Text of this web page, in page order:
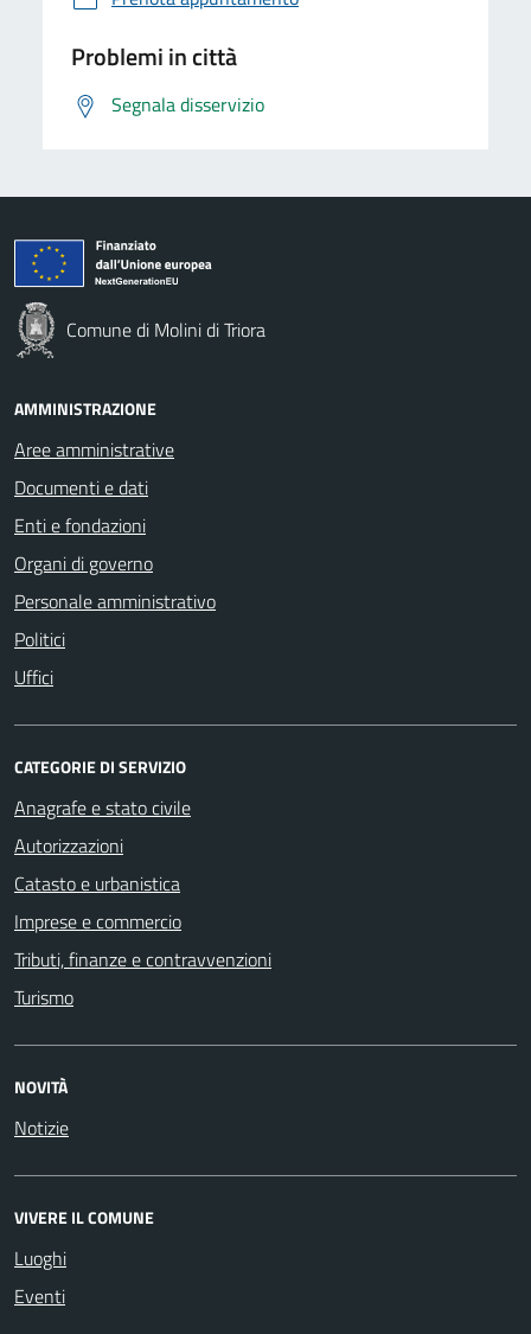
Problemi in città
Segnala disservizio
Comune di Molini di Triora
AMMINISTRAZIONE
Aree amministrative
Documenti e dati
Enti e fondazioni
Organi di governo
Personale amministrativo
Politici
Uffici
CATEGORIE DI SERVIZIO
Anagrafe e stato civile
Autorizzazioni
Catasto e urbanistica
Imprese e commercio
Tributi, finanze e contravvenzioni
Turismo
NOVITÀ
Notizie
VIVERE IL COMUNE
Luoghi
Eventi